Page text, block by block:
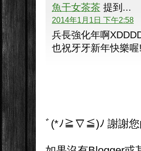
魚干女茶茶提到...
2014年1月1日 下午2:58
兵長強化年啊
也祝牙牙新年快樂喔
ﾞ(*ﾉ≧∇≦)ﾉ 謝謝您